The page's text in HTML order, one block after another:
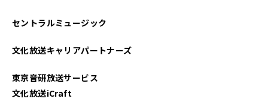
セントラルミュージック
文化放送キャリアパートナーズ
東京音研放送サービス
文化放送iCraft